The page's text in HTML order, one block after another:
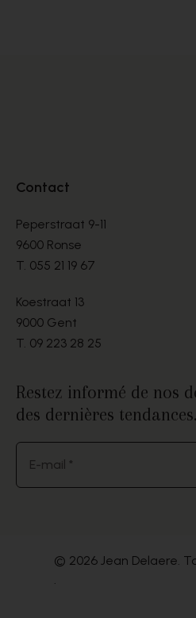
Contact
Peperstraat 9-11
9600 Ronse
T. 055 21 19 67
Koestraat 13
9000 Gent
T. 09 223 28 25
Restez informé de nos
des dernières tendances.
E-mail *
© 2026 Jean Delaere.
.